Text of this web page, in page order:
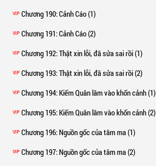
VIP Chương 190: Cảnh Cáo (1)
VIP Chương 191: Cảnh Cáo (2)
VIP Chương 192: Thật xin lỗi, đã sửa sai rồi (1)
VIP Chương 193: Thật xin lỗi, đã sửa sai rồi (2)
VIP Chương 194: Kiếm Quân lâm vào khốn cảnh (1)
VIP Chương 195: Kiếm Quân lâm vào khốn cảnh (2)
VIP Chương 196: Nguồn gốc của tâm ma (1)
VIP Chương 197: Nguồn gốc của tâm ma (2)